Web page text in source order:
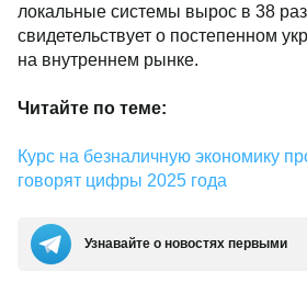
локальные системы вырос в 38
свидетельствует о постепенном
на внутреннем рынке.
Читайте по теме:
Курс на безналичную экономику
говорят цифры 2025 года
Узнавайте о новостях первыми